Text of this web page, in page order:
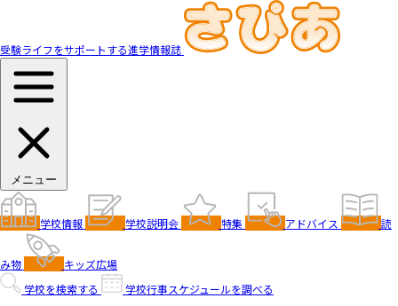
受験ライフをサポートする進学情報誌
メニュー
学校情報 学校説明会 特集 アドバイス 読
み物
キッズ広場
学校を検索する
学校行事スケジュールを調べる